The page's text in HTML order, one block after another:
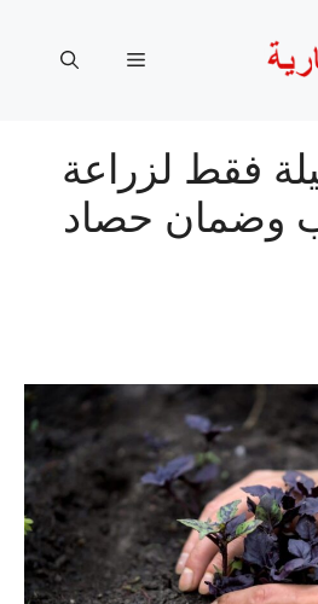
القائمة
فقط لزراعة
وضمان حصاد